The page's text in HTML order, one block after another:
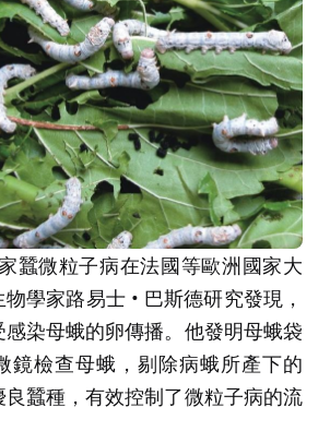
蠶微粒子病在法國等歐洲國家大
學家路易士 • 巴斯德研究發現，
染母蛾的卵傳播。他發明母蛾袋
鏡檢查母蛾，剔除病蛾所產下的
蠶種，有效控制了微粒子病的流